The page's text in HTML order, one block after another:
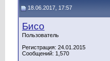
18.06.2017, 17:57
Бисо
Пользователь
Регистрация: 24.01.2015
Сообщений: 1,570